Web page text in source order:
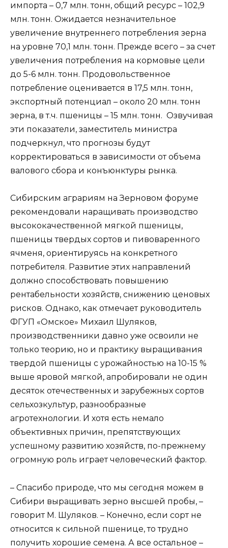
импорта – 0,7 млн. тонн, общий ресурс – 102,9
млн. тонн. Ожидается незначительное
увеличение внутреннего потребления зерна
на уровне 70,1 млн. тонн. Прежде всего – за счет
увеличения потребления на кормовые цели
до 5-6 млн. тонн. Продовольственное
потребление оценивается в 17,5 млн. тонн,
экспортный потенциал – около 20 млн. тонн
зерна, в т.ч. пшеницы – 15 млн. тонн. Озвучивая
эти показатели, заместитель министра
подчеркнул, что прогнозы будут
корректироваться в зависимости от объема
валового сбора и конъюнктуры рынка.
Сибирским аграриям на Зерновом форуме
рекомендовали наращивать производство
высококачественной мягкой пшеницы,
пшеницы твердых сортов и пивоваренного
ячменя, ориентируясь на конкретного
потребителя. Развитие этих направлений
должно способствовать повышению
рентабельности хозяйств, снижению ценовых
рисков. Однако, как отмечает руководитель
ФГУП «Омское» Михаил Шуляков,
производственники давно уже освоили не
только теорию, но и практику выращивания
твердой пшеницы с урожайностью на 10-15 %
выше яровой мягкой, апробировали не один
десяток отечественных и зарубежных сортов
сельхозкультур, разнообразные
агротехнологии. И хотя есть немало
объективных причин, препятствующих
успешному развитию хозяйств, по-прежнему
огромную роль играет человеческий фактор.
– Спасибо природе, что мы сегодня можем в
Сибири выращивать зерно высшей пробы, –
говорит М. Шуляков. – Конечно, если сорт не
относится к сильной пшенице, то трудно
получить хорошие семена. А все остальное –